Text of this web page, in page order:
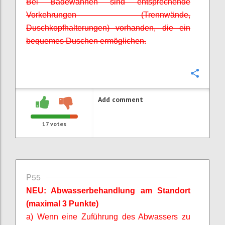
Vorkehrungen (Trennwände,
Duschkopfhalterungen) vorhanden, die ein
bequemes Duschen ermöglichen.
17 votes
Add comment
P55
NEU: Abwasserbehandlung am Standort
(maximal 3 Punkte)
a) Wenn eine Zuführung des Abwassers zu